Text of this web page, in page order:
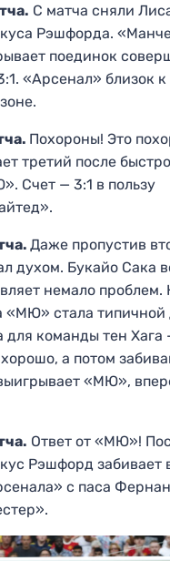
С матча сняли
Рэшфорда.
поединок
«Арсенал» близок
Похороны! Это
третий после
Счет — 3:1 в пользу
Даже пропустив
духом. Букайо Сака
немало проблем.
«МЮ» стала типичной
для команды тен Хага
а потом
«МЮ»,
Ответ от «МЮ»!
Рэшфорд забивает
с паса